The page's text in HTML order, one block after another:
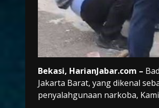
Bekasi, HarianJabar.com –
Jakarta Barat, yang dikenal
penyalahgunaan narkoba,